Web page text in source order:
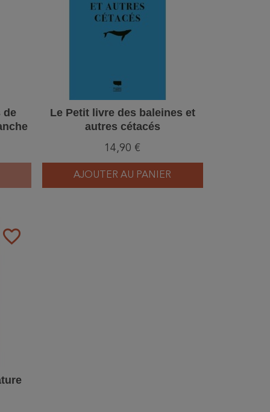
de
Le Petit livre des baleines et
autres cétacés
14,90 €
AJOUTER AU PANIER
favorite_border